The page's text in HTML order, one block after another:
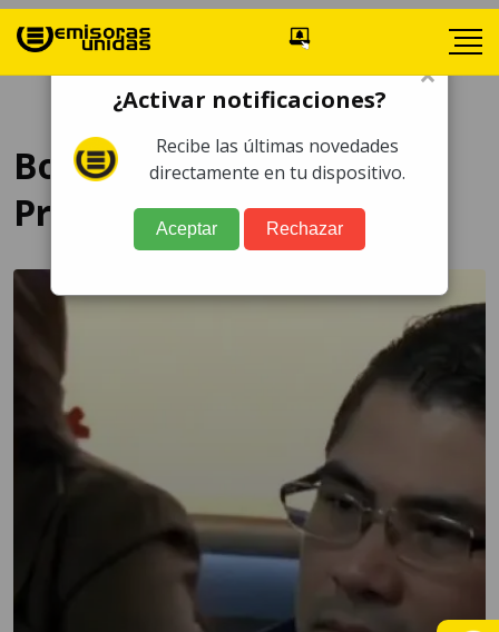
Botín Registro de la
Propiedad
×
¿Activar notificaciones?
Recibe las últimas novedades
directamente en tu dispositivo.
Aceptar Rechazar